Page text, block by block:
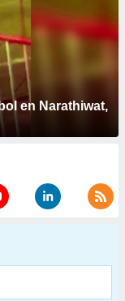
en Narathiwat,